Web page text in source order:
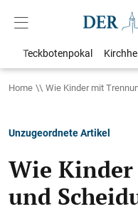
Teckbotenpokal
Home Wie Kinder mit
Unzugeordnete Artikel
Wie
und